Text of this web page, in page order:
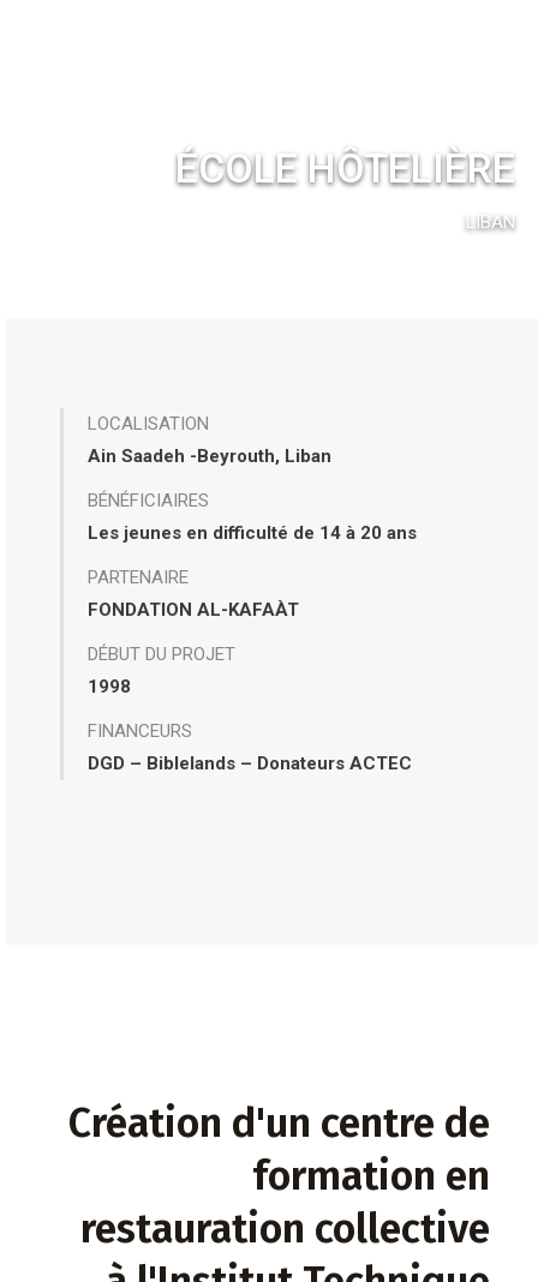
ÉCOLE HÔTELIÈRE
LIBAN
LOCALISATION
Ain Saadeh -Beyrouth, Liban
BÉNÉFICIAIRES
Les jeunes en difficulté de 14 à 20 ans
PARTENAIRE
FONDATION AL-KAFAÀT
DÉBUT DU PROJET
1998
FINANCEURS
DGD – Biblelands – Donateurs ACTEC
Création d'un centre de
formation en
restauration collective